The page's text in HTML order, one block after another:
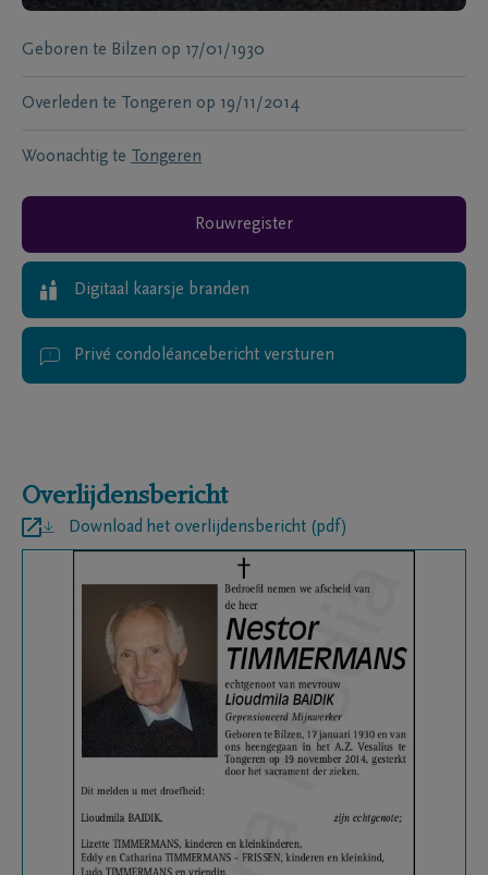
Geboren te Bilzen op 17/01/1930
Overleden te Tongeren op 19/11/2014
Woonachtig te Tongeren
Rouwregister
Digitaal kaarsje branden
Privé condoléancebericht versturen
Overlijdensbericht
Download het overlijdensbericht (pdf)